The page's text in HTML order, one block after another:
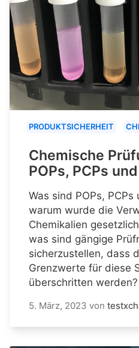
PRODUKTSICHERHEIT
Chemische
POPs, PCPs
Was sind POPs, PCPs
warum wurde die
Chemikalien
was sind gängige
sicherzustellen, dass
Grenzwerte für diese
überschritten werden?
5. März, 2023 von